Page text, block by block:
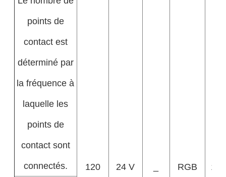
points de
contact est
déterminé par
la fréquence à
laquelle les
points de
contact sont
connectés.
120 24 V RGB
15